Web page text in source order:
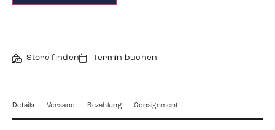
Store finden Termin buchen
Details Versand Bezahlung Consignment